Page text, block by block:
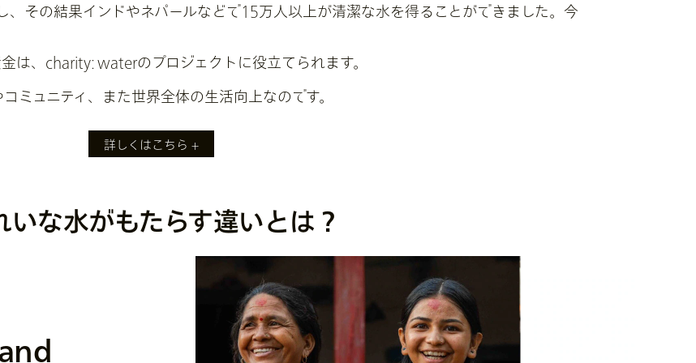
その結果インドやネパールなどで15万人以上が清潔な水を得ることができました。今
は、charity: waterのプロジェクトに役立てられます。
ミュニティ、また世界全体の生活向上なのです。
詳しくはこちら
きれいな水がもらたすもの
れば、その往復にかかっていた何時間もの時間を取り戻すことができます。
できます。
いな水がもたらす違いとは？